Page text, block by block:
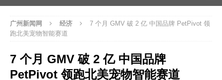
广州新闻网 经济
7 个月 GMV 破 2 亿 中国品牌 PetPivot 领
跑北美宠物智能赛道
7 个月 GMV 破 2 亿 中国品牌
PetPivot 领跑北美宠物智能赛道